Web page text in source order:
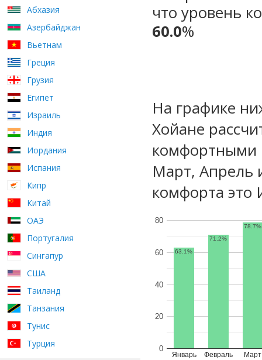
Абхазия
Азербайджан
Вьетнам
Греция
Грузия
Египет
Израиль
Индия
Иордания
Испания
Кипр
Китай
ОАЭ
Португалия
Сингапур
США
Таиланд
Танзания
Тунис
Турция
что уровень
60.0%
На графике
Хойане
комфортными
Март,
комфорта
Январь Февраль Март
0
20
40
60
80
63.1%
71.2%
78.7%